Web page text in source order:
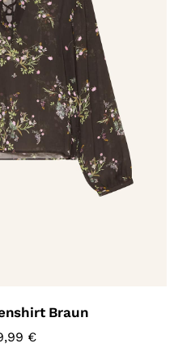
Braun
€